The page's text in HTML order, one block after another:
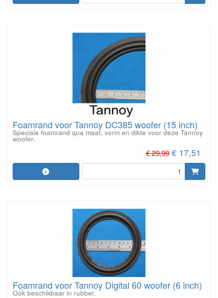
Foamrand voor Tannoy DC385 woofer (15 inch)
Speciale foamrand qua maat, vorm en dikte voor deze Tannoy
woofer.
€ 29,99 € 17,51
Foamrand voor Tannoy Digital 60 woofer (6 inch)
Ook beschikbaar in rubber.